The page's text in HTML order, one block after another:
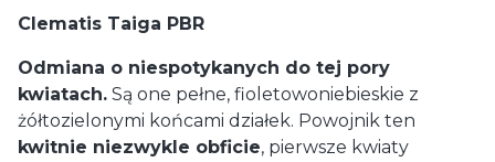
Clematis Taiga PBR
Odmiana o niespotykanych do tej pory
kwiatach. Są one pełne, fioletowoniebieskie z
żółtozielonymi końcami działek. Powojnik ten
kwitnie niezwykle obficie, pierwsze kwiaty